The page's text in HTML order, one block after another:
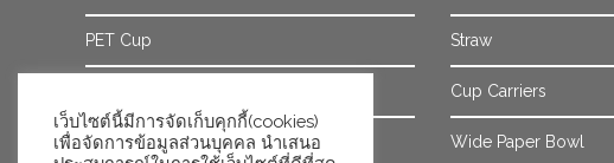
PET Cup
Ice Cream Cup/Tub
Straw
Cup Carriers
Wide Paper Bowl
เว็บไซต์นี้มีการจัดเก็บคุกกี้(cookies)
เพื่อจัดการข้อมูลส่วนบุคคล นำเสนอ